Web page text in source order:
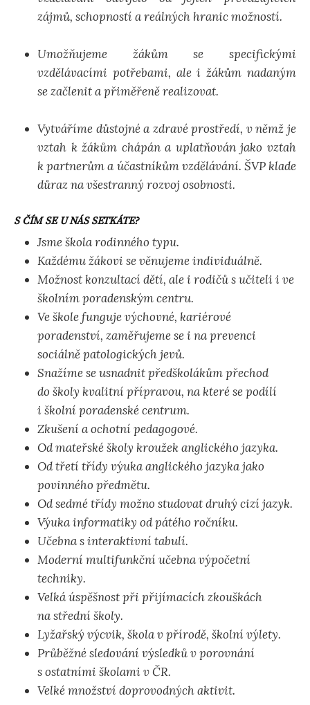
zájmů, schopností a reálných hranic možností.
Umožňujeme žákům se specifickými
vzdělávacími potřebami, ale i žákům nadaným
se začlenit a přiměřeně realizovat.
Vytváříme důstojné a zdravé prostředí, v němž je
vztah k žákům chápán a uplatňován jako vztah
k partnerům a účastníkům vzdělávání. ŠVP klade
důraz na všestranný rozvoj osobnosti.
S ČÍM SE U NÁS SETKÁTE?
Jsme škola rodinného typu.
Každému žákovi se věnujeme individuálně.
Možnost konzultací dětí, ale i rodičů s učiteli i ve
školním poradenským centru.
Ve škole funguje výchovné, kariérové
poradenství, zaměřujeme se i na prevenci
sociálně patologických jevů.
Snažíme se usnadnit předškolákům přechod
do školy kvalitní přípravou, na které se podílí
i školní poradenské centrum.
Zkušení a ochotní pedagogové.
Od mateřské školy kroužek anglického jazyka.
Od třetí třídy výuka anglického jazyka jako
povinného předmětu.
Od sedmé třídy možno studovat druhý cizí jazyk.
Výuka informatiky od pátého ročníku.
Učebna s interaktivní tabulí.
Moderní multifunkční učebna výpočetní
techniky.
Velká úspěšnost při přijímacích zkouškách
na střední školy.
Lyžařský výcvik, škola v přírodě, školní výlety.
Průběžné sledování výsledků v porovnání
s ostatními školami v ČR.
Velké množství doprovodných aktivit.